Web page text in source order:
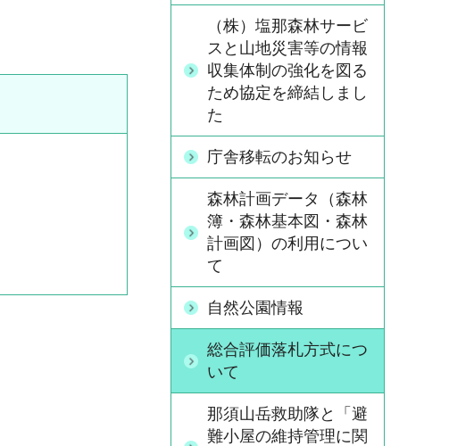
（株）塩那森林サービ
スと山地災害等の情報
収集体制の強化を図る
ため協定を締結しまし
た
庁舎移転のお知らせ
森林計画データ（森林
簿・森林基本図・森林
計画図）の利用につい
て
自然公園情報
総合評価落札方式につ
いて
那須山岳救助隊と「避
難小屋の維持管理に関